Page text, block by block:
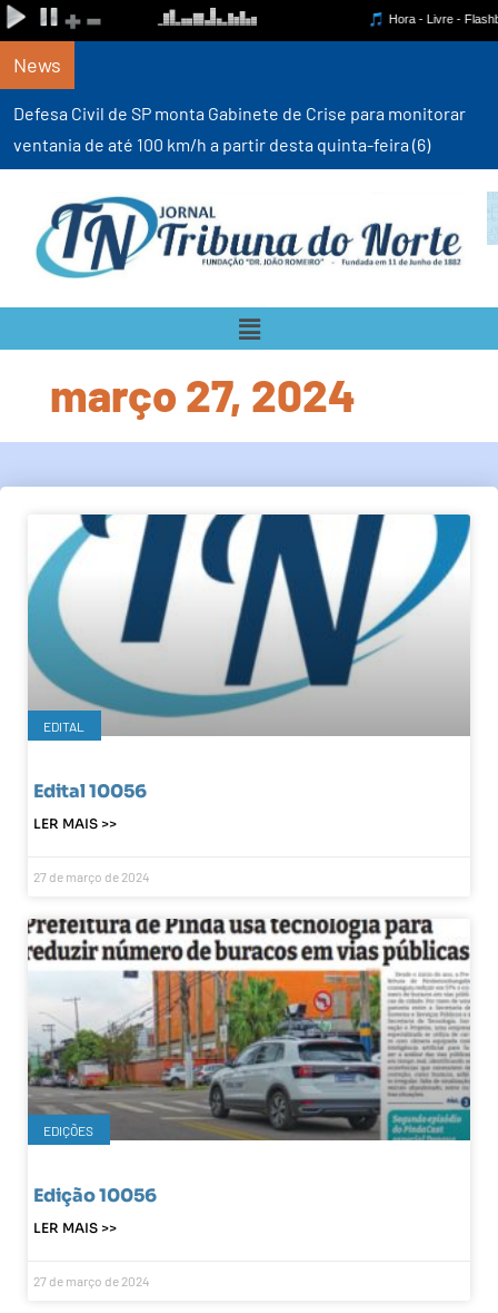
News
Defesa Civil de SP monta Gabinete de Crise para monitorar
ventania de até 100 km/h a partir desta quinta-feira (6)
março 27, 2024
EDITAL
Edital 10056
LER MAIS >>
27 de março de 2024
EDIÇÕES
Edição 10056
LER MAIS >>
27 de março de 2024